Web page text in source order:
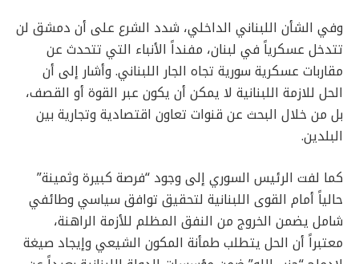
وفي الشأن اللبناني الداخلي، شدد الشرع على أن دمشق لن
تتدخل عسكرياً في لبنان، مفنداً الأنباء التي تتحدث عن
مقاربات عسكرية سورية تجاه الجار اللبناني. وأشار إلى أن
الحل للازمة اللبنانية لا يمكن أن يكون عبر القوة أو القصف،
بل من خلال البحث عن قنوات تعاون اقتصادية وتجارية بين
البلدين.
كما لفت الرئيس السوري إلى وجود “فرصة كبيرة وثمينة”
حالياً أمام القوى اللبنانية لتحقيق توافق سياسي وطائفي
شامل يضمن الخروج من النفق المظلم للأزمة الراهنة،
معتبراً أن الحل يتطلب طمأنة المكون الشيعي وإيجاد صيغة